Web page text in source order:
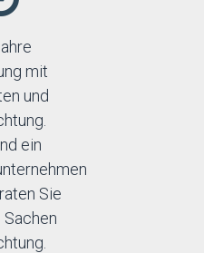
mit
und
ein
Sie
Sachen